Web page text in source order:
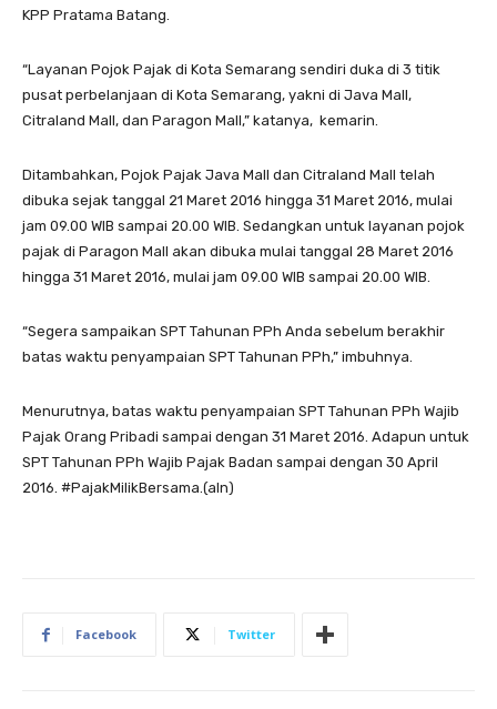
KPP Pratama Batang.
“Layanan Pojok Pajak di Kota Semarang sendiri duka di 3 titik
pusat perbelanjaan di Kota Semarang, yakni di Java Mall,
Citraland Mall, dan Paragon Mall,” katanya, kemarin.
Ditambahkan, Pojok Pajak Java Mall dan Citraland Mall telah
dibuka sejak tanggal 21 Maret 2016 hingga 31 Maret 2016, mulai
jam 09.00 WIB sampai 20.00 WIB. Sedangkan untuk layanan pojok
pajak di Paragon Mall akan dibuka mulai tanggal 28 Maret 2016
hingga 31 Maret 2016, mulai jam 09.00 WIB sampai 20.00 WIB.
“Segera sampaikan SPT Tahunan PPh Anda sebelum berakhir
batas waktu penyampaian SPT Tahunan PPh,” imbuhnya.
Menurutnya, batas waktu penyampaian SPT Tahunan PPh Wajib
Pajak Orang Pribadi sampai dengan 31 Maret 2016. Adapun untuk
SPT Tahunan PPh Wajib Pajak Badan sampai dengan 30 April
2016. #PajakMilikBersama.(aln)
Facebook Twitter